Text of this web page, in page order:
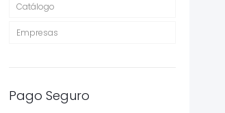
Catálogo
Empresas
Pago Seguro